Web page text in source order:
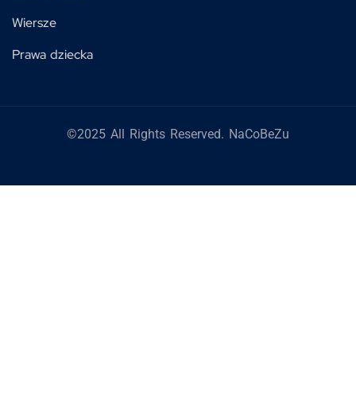
Wiersze
Prawa dziecka
©2025 All Rights Reserved. NaCoBeZu